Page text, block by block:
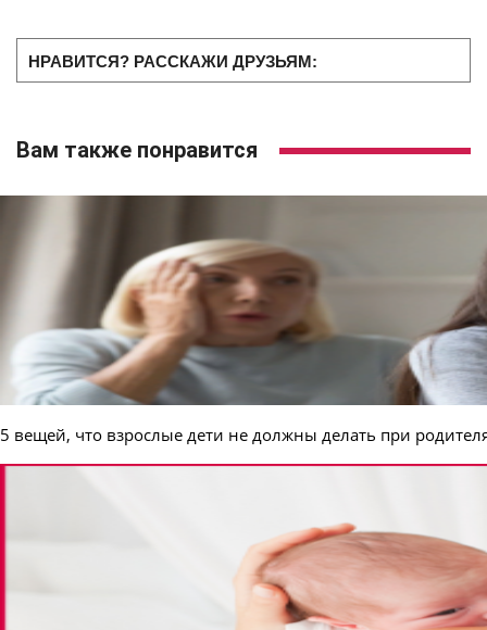
НРАВИТСЯ? РАССКАЖИ ДРУЗЬЯМ:
Вам также понравится
5 вещей, что взрослые дети не должны делать при